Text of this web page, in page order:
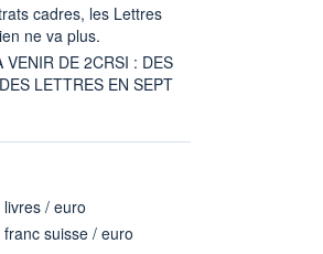
cadres, les Lettres
ne va plus.
VENIR DE 2CRSI : DES
LETTRES EN SEPT
/ euro
suisse / euro